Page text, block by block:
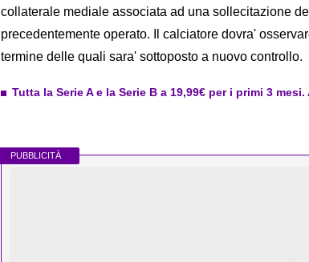
collaterale mediale associata ad una sollecitazione
precedentemente operato. Il calciatore dovra'
termine delle quali sara' sottoposto a nuovo controllo.
Tutta la Serie A e la Serie B a 19,99€ per i primi 3
PUBBLICITÀ